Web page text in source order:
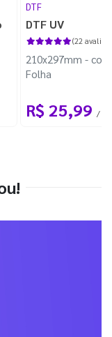
DTF
DTF UV
(22
210x297mm -
Folha
R$ 25,99 / 1